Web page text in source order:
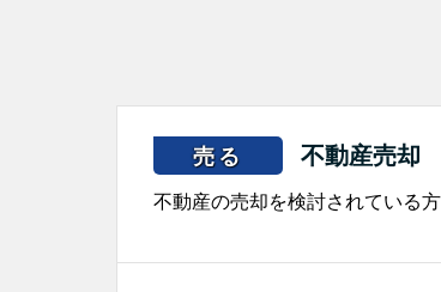
売る 不動産売却
不動産の売却を検討されている